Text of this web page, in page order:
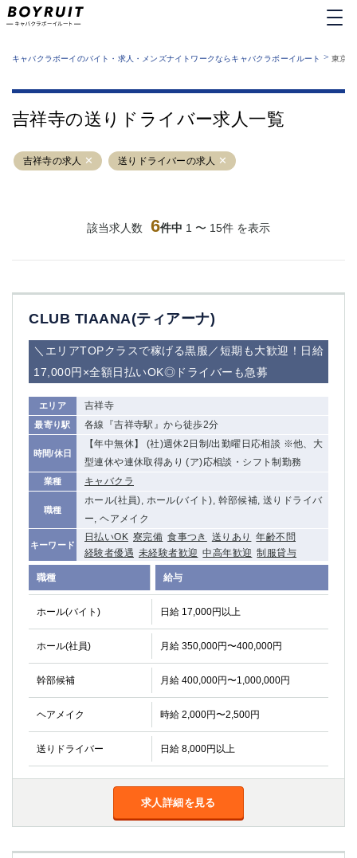
業種から探す
運営者情報
サイトマップ
キャバクラボーイのバイト・求人・メンズナイトワークならキャバクラボーイルート > 東京
吉祥寺の送りドライバー求人一覧
吉祥寺の求人 送りドライバーの求人
該当求人数 6件中 1 〜 15件 を表示
CLUB TIAANA(ティアーナ)
＼エリアTOPクラスで稼げる黒服／短期も大歓迎！日給
17,000円×全額日払いOK◎ドライバーも急募
エリア 吉祥寺
最寄り駅 各線『吉祥寺駅』から徒歩2分
時間/休日
【年中無休】 (社)週休2日制/出勤曜日応相談 ※他、大
型連休や連休取得あり (ア)応相談・シフト制勤務
業種 キャバクラ
職種
ホール(社員), ホール(バイト), 幹部候補, 送りドライバ
ー, ヘアメイク
キーワード
日払いOK 寮完備 食事つき 送りあり
年齢不問
経験者優遇 未経験者歓迎 中高年歓迎 制服貸与
職種 給与
ホール(バイト) 日給 17,000円以上
ホール(社員) 月給 350,000円〜400,000円
幹部候補 月給 400,000円〜1,000,000円
ヘアメイク 時給 2,000円〜2,500円
送りドライバー 日給 8,000円以上
求人詳細を見る
六本木
池袋
吉祥寺
練馬
恵比寿
蒲田
北千住
①六本木 ②西麻布
大山
赤羽
品川
蒲田東口
立川（南口）
新宿
西葛西
中野
葛西
府中
ひばりヶ丘（北口）
学芸大学
吉祥寺（南口／公園口）
自由が丘
吉祥寺（北口／東口）
四谷
錦糸町南口
下北沢・経堂
金町（北口）
成増駅徒歩3分の好立地！
三軒茶屋（南口）
①歌舞伎町 ②新宿 ③新宿三丁目 ④西
①歌舞伎町 ②新宿 ③西部新宿 ③東新宿
①歌舞伎町 ②新宿
①銀座 ②新橋
錦糸町(南口)
蒲田(西口)
清瀬（南口）
①東武練馬 ②成増・板橋 ③大山 ②池袋
池袋東口
金町
大井町
亀戸
水道橋
浅草
幡ヶ谷